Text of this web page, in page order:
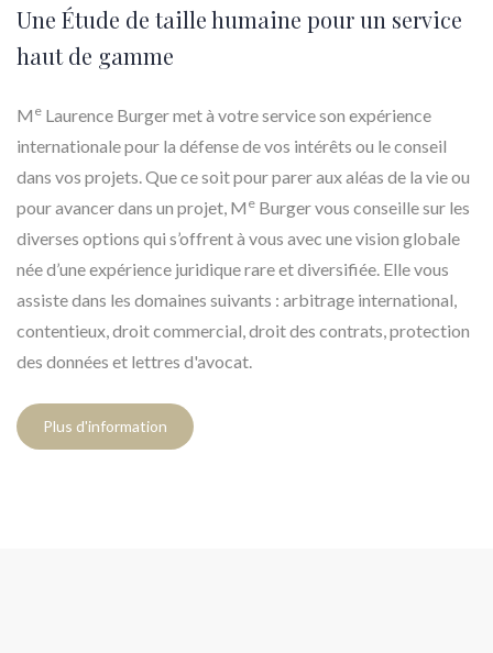
Une Étude de taille humaine pour un service
haut de gamme
M e Laurence Burger met à votre service son expérience
internationale pour la défense de vos intérêts ou le conseil
dans vos projets. Que ce soit pour parer aux aléas de la vie ou
pour avancer dans un projet, M e Burger vous conseille sur les
diverses options qui s’offrent à vous avec une vision globale
née d’une expérience juridique rare et diversifiée. Elle vous
assiste dans les domaines suivants : arbitrage international,
contentieux, droit commercial, droit des contrats, protection
des données et lettres d'avocat.
Plus d'information